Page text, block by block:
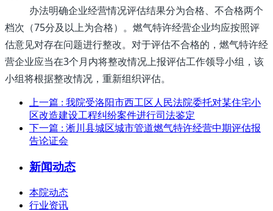
办法明确企业经营情况评估结果分为合格、不合格两个
档次（75分及以上为合格）。燃气特许经营企业均应按照评
估意见对存在问题进行整改。对于评估不合格的，燃气特许经
营企业应当在3个月内将整改情况上报评估工作领导小组，该
小组将根据整改情况，重新组织评估。
上一篇 : 我院受洛阳市西工区人民法院委托对某住宅小
区改造建设工程纠纷案件进行司法鉴定
下一篇 : 淅川县城区城市管道燃气特许经营中期评估报
告论证会
新闻动态
本院动态
行业资讯